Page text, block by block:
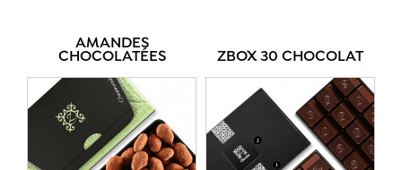
AMANDES
CHOCOLATÉES ZBOX 30 CHOCOLAT